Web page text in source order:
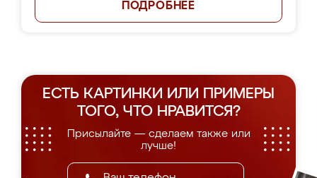
ПОДРОБНЕЕ
ЕСТЬ КАРТИНКИ ИЛИ ПРИМЕРЫ
ТОГО, ЧТО НРАВИТСЯ?
Присылайте — сделаем также или
лучше!